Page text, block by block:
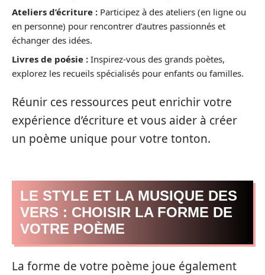
Ateliers d’écriture : Participez à des ateliers (en ligne ou
en personne) pour rencontrer d’autres passionnés et
échanger des idées.
Livres de poésie : Inspirez-vous des grands poètes,
explorez les recueils spécialisés pour enfants ou familles.
Réunir ces ressources peut enrichir votre
expérience d’écriture et vous aider à créer
un poème unique pour votre tonton.
LE STYLE ET LA MUSIQUE DES
VERS : CHOISIR LA FORME DE
VOTRE POÈME
La forme de votre poème joue également